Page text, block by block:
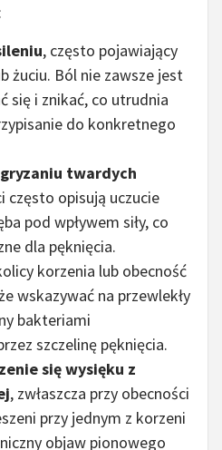
, często pojawiający
żuciu. Ból nie zawsze jest
się i znikać, co utrudnia
do konkretnego
twardych
często opisują uczucie
pod wpływem siły, co
dla pęknięcia.
korzenia lub obecność
wskazywać na przewlekły
bakteriami
szczelinę pęknięcia.
się wysięku z
, zwłaszcza przy obecności
przy jednym z korzeni
objaw pionowego